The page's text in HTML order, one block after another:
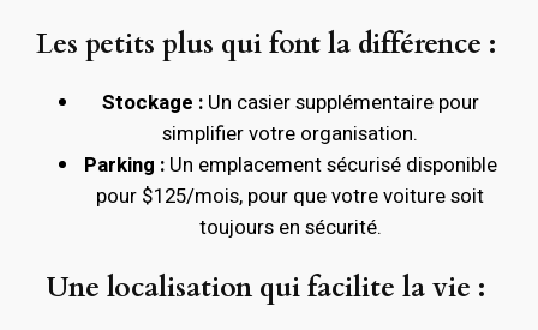
Les petits plus qui font la différence :
Stockage :Un casier supplémentaire pour
simplifier votre organisation.
Parking :Un emplacement sécurisé disponible
pour $125/mois, pour que votre voiture soit
toujours en sécurité.
Une localisation qui facilite la vie :